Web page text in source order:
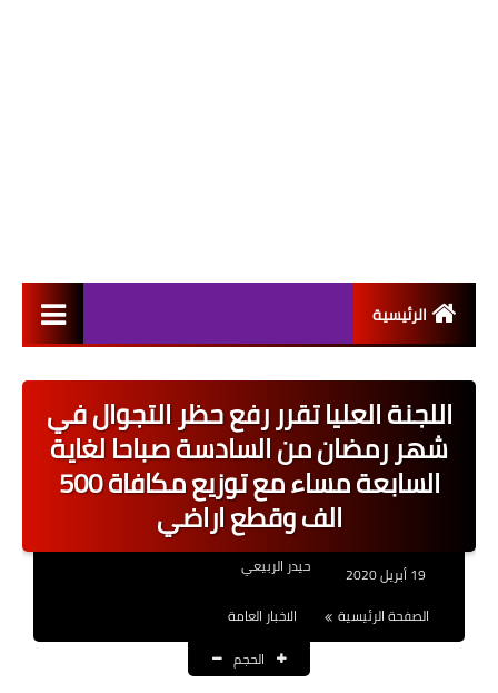
الرئيسية
اخبار القطاع العام
اخبار القطاع الخاص
نتائج التعيينات
الرواتب والقروض
الرواتب
اللجنة العليا تقرر رفع حظر التجوال في
شهر رمضان من السادسة صباحا لغاية
السابعة مساء مع توزيع مكافاة 500
الف وقطع اراضي
حيدر الربيعي
الصفحة الرئيسية
الاخبار العامة
الحجم